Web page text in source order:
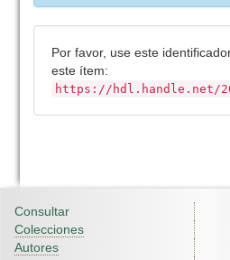
Por favor, use este
este ítem:
https://hdl.handle.net/
Consultar
Colecciones
Autores